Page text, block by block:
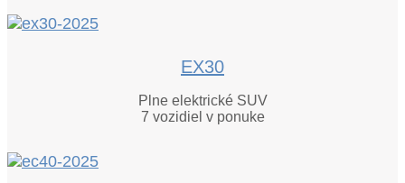
EX30
Plne elektrické SUV
7 vozidiel v ponuke